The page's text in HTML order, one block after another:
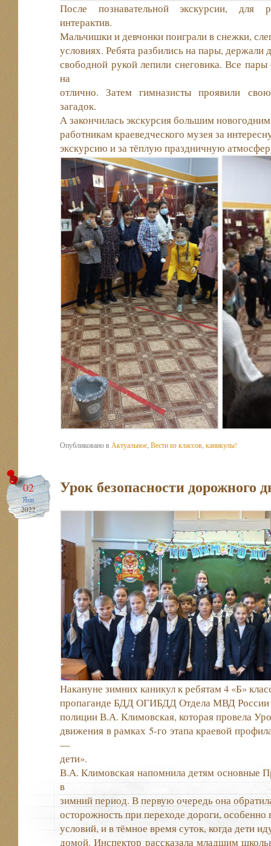
После познавательной экскурсии, для
интерактив.
Мальчишки и девчонки поиграли в снежки,
условиях. Ребята разбились на пары, держали
свободной рукой лепили снеговика. Все
на
отлично. Затем гимназисты проявили
загадок.
А закончилась экскурсия большим
работникам краеведческого музея за
экскурсию и за тёплую праздничную
Опубликовано в Актуальное Вести из классов каникулы!
02
Янв
2022
Урок безопасности дорожного
Накануне зимних каникул к ребятам 4 «Б»
пропаганде БДД ОГИБДД Отдела МВД России
полиции В.А. Климовская, которая провела
движения в рамках 5-го этапа краевой
—
дети».
В.А. Климовская напомнила детям основные
в
зимний период. В первую очередь она
осторожность при переходе дороги,
условий, и в тёмное время суток, когда дети
домой. Инспектор рассказала младшим